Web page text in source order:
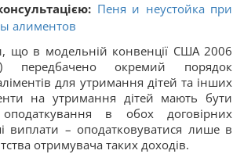
Пеня и неустойка при
алиментов
що в модельній конвенції США 2006
окремий порядок
для утримання дітей та інших
на утримання дітей мають бути
в обох договірних
виплати – оподатковуватися лише в
отримувача таких доходів.